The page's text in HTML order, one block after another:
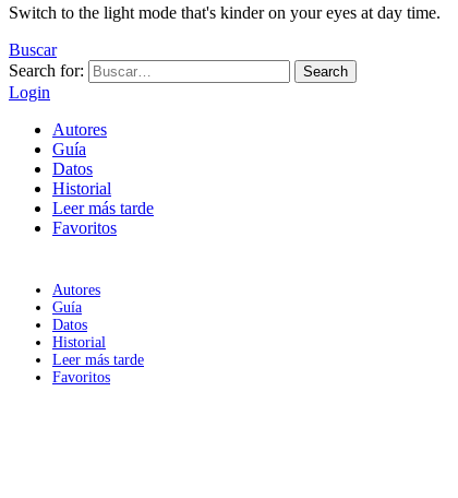
Switch to the light mode that's kinder on your eyes at day time.
Buscar
Search for:
Search
Login
Autores
Guía
Datos
Historial
Leer más tarde
Favoritos
Autores
Guía
Datos
Historial
Leer más tarde
Favoritos